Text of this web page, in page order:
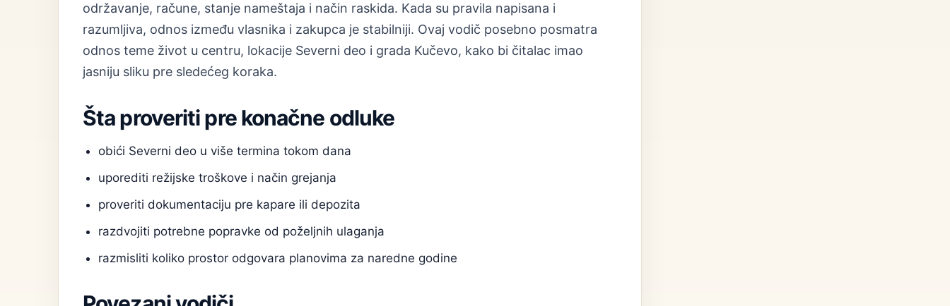
održavanje, račune, stanje nameštaja i način raskida. Kada su pravila napisana i
razumljiva, odnos između vlasnika i zakupca je stabilniji. Ovaj vodič posebno posmatra
odnos teme život u centru, lokacije Severni deo i grada Kučevo, kako bi čitalac imao
jasniju sliku pre sledećeg koraka.
Šta proveriti pre konačne odluke
obići Severni deo u više termina tokom dana
uporediti režijske troškove i način grejanja
proveriti dokumentaciju pre kapare ili depozita
razdvojiti potrebne popravke od poželjnih ulaganja
razmisliti koliko prostor odgovara planovima za naredne godine